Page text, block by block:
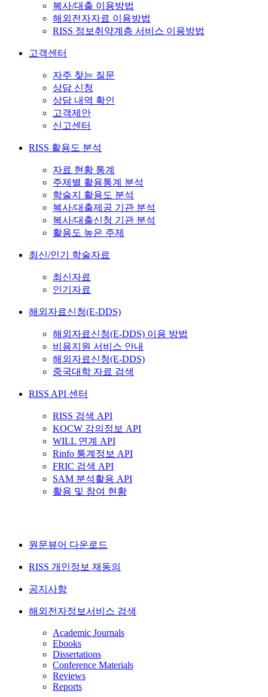
복사/대출 이용방법
해외전자자료 이용방법
RISS 정보취약계층 서비스 이용방법
고객센터
자주 찾는 질문
상담 신청
상담 내역 확인
고객제안
신고센터
RISS 활용도 분석
자료 현황 통계
주제별 활용통계 분석
학술지 활용도 분석
복사/대출제공 기관 분석
복사/대출신청 기관 분석
활용도 높은 주제
최신/인기 학술자료
최신자료
인기자료
해외자료신청(E-DDS)
해외자료신청(E-DDS) 이용 방법
비용지원 서비스 안내
해외자료신청(E-DDS)
중국대학 자료 검색
RISS API 센터
RISS 검색 API
KOCW 강의정보 API
WILL 연계 API
Rinfo 통계정보 API
FRIC 검색 API
SAM 분석활용 API
활용 및 참여 현황
원문뷰어 다운로드
RISS 개인정보 재동의
공지사항
해외전자정보서비스 검색
Academic Journals
Ebooks
Dissertations
Conference Materials
Reviews
Reports